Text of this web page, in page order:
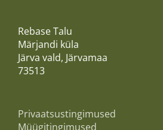
Rebase Talu
Märjandi küla
Järva vald, Järvamaa
73513
Privaatsustingimused
Müügitingimused